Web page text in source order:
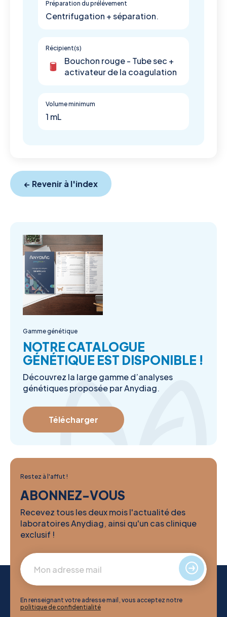
Préparation du prélévement
Centrifugation + séparation.
Récipient(s)
Bouchon rouge - Tube sec +
activateur de la coagulation
Volume minimum
1 mL
← Revenir à l'index
Gamme génétique
NOTRE CATALOGUE
GÉNÉTIQUE EST DISPONIBLE !
Découvrez la large gamme d’analyses
génétiques proposée par Anydiag.
Télécharger
Restez à l'affut !
ABONNEZ-VOUS
Recevez tous les deux mois l'actualité des
laboratoires Anydiag, ainsi qu'un cas clinique
exclusif !
En renseignant votre adresse mail, vous acceptez notre
politique de confidentialité